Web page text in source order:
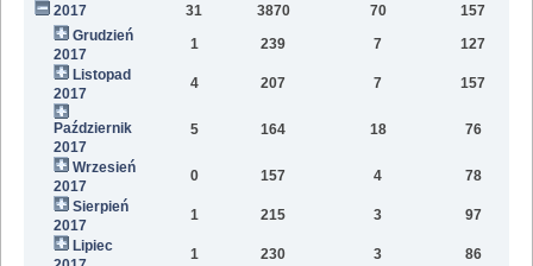
2017 31 3870 70
157
Grudzień
2017
1 239 7
127
Listopad
2017
4 207 7 157
Październik
2017
5 164 18 76
Wrzesień
2017
0 157 4
78
Sierpień
2017
1 215 3
97
Lipiec
1 230 3
86